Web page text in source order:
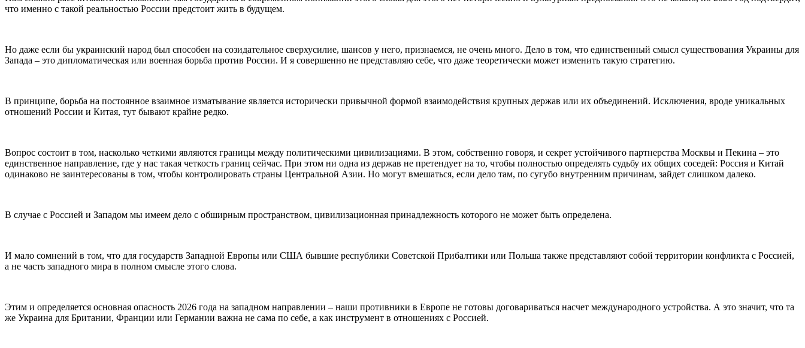
что именно с такой реальностью России предстоит жить в будущем.
Но даже если бы украинский народ был способен на созидательное сверхусилие, шансов у него, признаемся, не очень много. Дело в том, что единственный смысл существования Украины для
Запада – это дипломатическая или военная борьба против России. И я совершенно не представляю себе, что даже теоретически может изменить такую стратегию.
В принципе, борьба на постоянное взаимное изматывание является исторически привычной формой взаимодействия крупных держав или их объединений. Исключения, вроде уникальных
отношений России и Китая, тут бывают крайне редко.
Вопрос состоит в том, насколько четкими являются границы между политическими цивилизациями. В этом, собственно говоря, и секрет устойчивого партнерства Москвы и Пекина – это
единственное направление, где у нас такая четкость границ сейчас. При этом ни одна из держав не претендует на то, чтобы полностью определять судьбу их общих соседей: Россия и Китай
одинаково не заинтересованы в том, чтобы контролировать страны Центральной Азии. Но могут вмешаться, если дело там, по сугубо внутренним причинам, зайдет слишком далеко.
В случае с Россией и Западом мы имеем дело с обширным пространством, цивилизационная принадлежность которого не может быть определена.
И мало сомнений в том, что для государств Западной Европы или США бывшие республики Советской Прибалтики или Польша также представляют собой территории конфликта с Россией,
а не часть западного мира в полном смысле этого слова.
Этим и определяется основная опасность 2026 года на западном направлении – наши противники в Европе не готовы договариваться насчет международного устройства. А это значит, что та
же Украина для Британии, Франции или Германии важна не сама по себе, а как инструмент в отношениях с Россией.